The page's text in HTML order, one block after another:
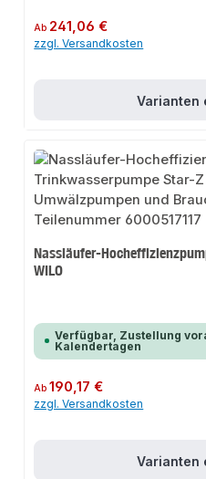
Regulärer Preis:
Ab 241,06 €
zzgl. Versandkosten
Varianten
Nassläufer-
WILO
Verfügbar, Zustellung
Kalendertagen
Regulärer Preis:
Ab190,17 €
zzgl. Versandkosten
Varianten